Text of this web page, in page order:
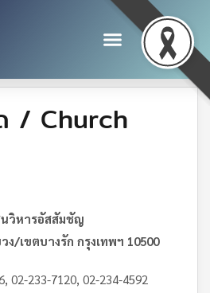
/ Church
วิหารอัสสัมชัญ
ง/เขตบางรัก กรุงเทพฯ 10500
02-233-7120, 02-234-4592